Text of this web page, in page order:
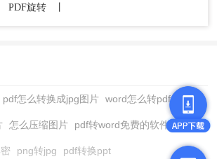
PDF旋转 丨
pdf怎么转换成jpg图片 word怎么转pdf
怎么压缩图片 pdf转word免费的软件
png转jpg pdf转换ppt